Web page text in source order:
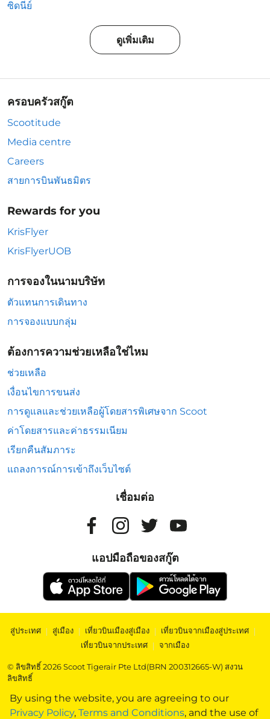
By using the website, you are agreeing to our
Privacy Policy, Terms and Conditions, and the use of
ซิดนีย์
ดูเพิ่มเติม
ครอบครัวสกู๊ต
Scootitude
Media centre
Careers
สายการบินพันธมิตร
Rewards for you
KrisFlyer
KrisFlyerUOB
การจองในนามบริษัท
ตัวแทนการเดินทาง
การจองแบบกลุ่ม
ต้องการความช่วยเหลือใช่ไหม
ช่วยเหลือ
เงื่อนไขการขนส่ง
การดูแลและช่วยเหลือผู้โดยสารพิเศษจาก Scoot
ค่าโดยสารและค่าธรรมเนียม
เรียกคืนสัมภาระ
แถลงการณ์การเข้าถึงเว็บไซต์
เชื่อมต่อ
แอปมือถือของสกู๊ต
สู่ประเทศ | สู่เมือง | เที่ยวบินเมืองสู่เมือง | เที่ยวบินจากเมืองสู่ประเทศ |
เที่ยวบินจากประเทศ | จากเมือง
© ลิขสิทธิ์ 2026 Scoot Tigerair Pte Ltd(BRN 200312665-W) สงวน
ลิขสิทธิ์